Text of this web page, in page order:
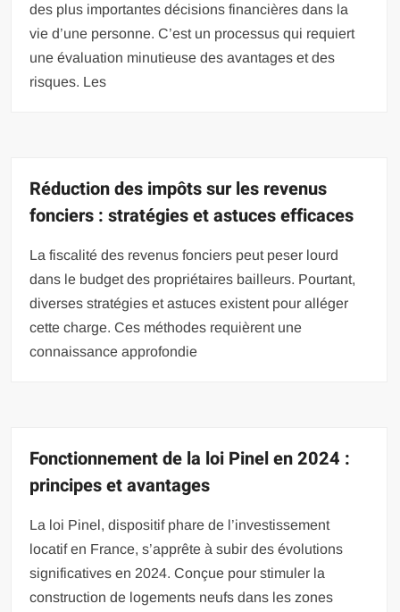
des plus importantes décisions financières dans la
vie d’une personne. C’est un processus qui requiert
une évaluation minutieuse des avantages et des
risques. Les
Réduction des impôts sur les revenus
fonciers : stratégies et astuces efficaces
La fiscalité des revenus fonciers peut peser lourd
dans le budget des propriétaires bailleurs. Pourtant,
diverses stratégies et astuces existent pour alléger
cette charge. Ces méthodes requièrent une
connaissance approfondie
Fonctionnement de la loi Pinel en 2024 :
principes et avantages
La loi Pinel, dispositif phare de l’investissement
locatif en France, s’apprête à subir des évolutions
significatives en 2024. Conçue pour stimuler la
construction de logements neufs dans les zones